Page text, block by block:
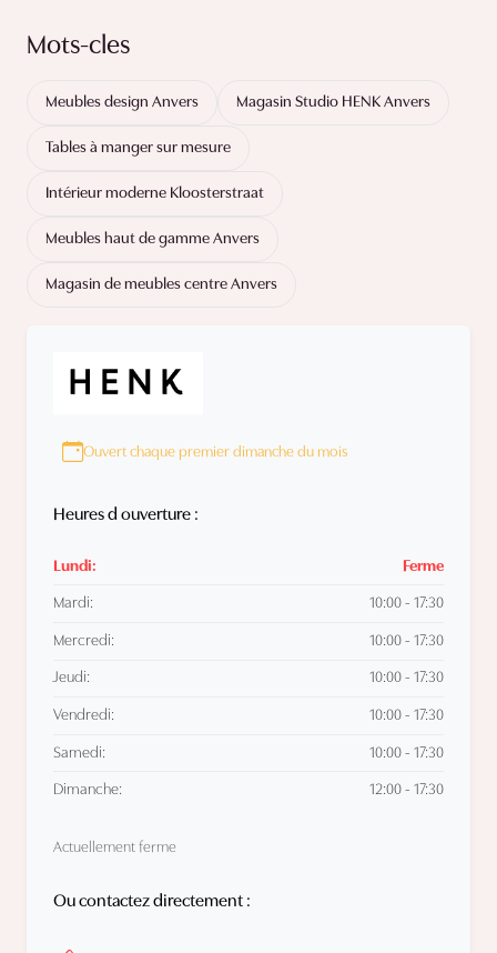
Mots-cles
Meubles design Anvers Magasin Studio HENK Anvers
Tables à manger sur mesure
Intérieur moderne Kloosterstraat
Meubles haut de gamme Anvers
Magasin de meubles centre Anvers
Ouvert chaque premier dimanche du mois
Heures d ouverture :
Lundi: Ferme
Mardi: 10:00 - 17:30
Mercredi: 10:00 - 17:30
Jeudi: 10:00 - 17:30
Vendredi: 10:00 - 17:30
Samedi: 10:00 - 17:30
Dimanche: 12:00 - 17:30
Actuellement ferme
Ou contactez directement :